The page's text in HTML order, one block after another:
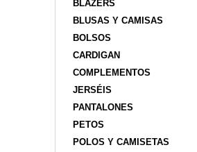
BLAZERS
BLUSAS Y CAMISAS
BOLSOS
CARDIGAN
COMPLEMENTOS
JERSÉIS
PANTALONES
PETOS
POLOS Y CAMISETAS